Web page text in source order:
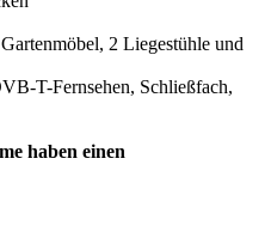
2 Liegestühle und
T-Fernsehen, Schließfach,
haben einen